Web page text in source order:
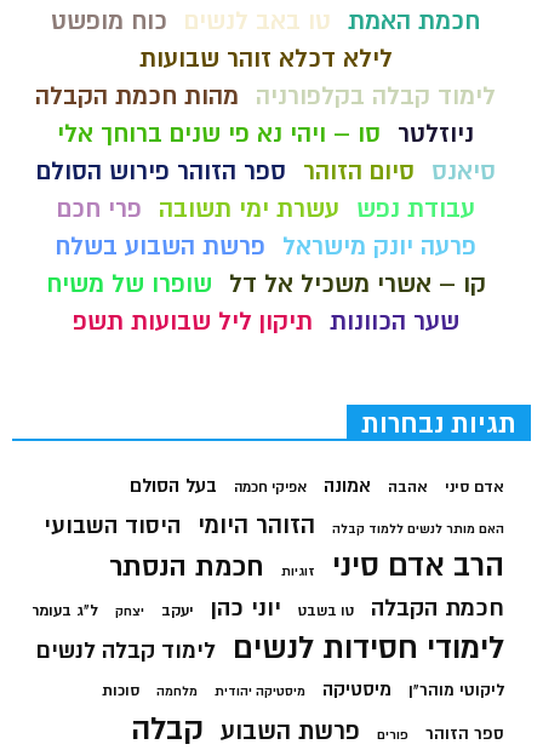
חכמת האמת טו באב לנשים
כוח מופשט
לילא דכלא זוהר שבועות
לימוד קבלה בקלפורניה
מהות חכמת הקבלה
ניוזלטר
סו – ויהי נא פי שנים ברוחך אלי
סיאנס
סיום הזוהר
ספר הזוהר פירוש הסולם
עבודת נפש
עשרת ימי תשובה
פרי חכם
פרעה יונק מישראל
פרשת השבוע בשלח
קו – אשרי משכיל אל דל
שופרו של משיח
שער הכוונות תיקון ליל שבועות תשפ
תגיות נבחרות
אדם סיני אהבה אמונה אפיקי חכמה בעל הסולם
האם מותר לנשים ללמוד קבלה הזוהר היומי היסוד השבועי
הרב אדם סיני זוגיות חכמת הנסתר
חכמת הקבלה טו בשבט יוני כהן יעקב יצחק ל"ג בעומר
לימודי חסידות לנשים לימוד קבלה לנשים
ליקוטי מוהר"ן מיסטיקה מיסטיקה יהודית מלחמה סוכות
ספר הזוהר פורים פרשת השבוע קבלה